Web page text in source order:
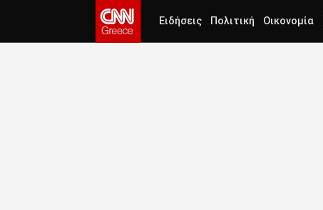
Ειδήσεις Πολιτική Οικονομία